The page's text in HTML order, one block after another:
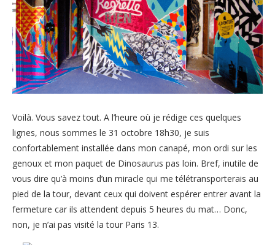
Voilà. Vous savez tout. A l’heure où je rédige ces quelques
lignes, nous sommes le 31 octobre 18h30, je suis
confortablement installée dans mon canapé, mon ordi sur les
genoux et mon paquet de Dinosaurus pas loin. Bref, inutile de
vous dire qu’à moins d’un miracle qui me télétransporterais au
pied de la tour, devant ceux qui doivent espérer entrer avant la
fermeture car ils attendent depuis 5 heures du mat… Donc,
non, je n’ai pas visité la tour Paris 13.